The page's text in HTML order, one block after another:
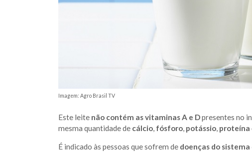
Imagem: Agro Brasil TV
Este leite não contém as vitaminas A e Dpresentes no
mesma quantidade de cálcio, fósforo, potássio, proteína
É indicado às pessoas que sofrem de doenças do